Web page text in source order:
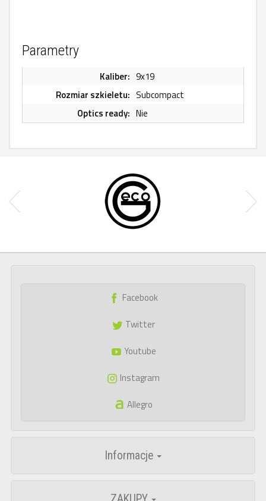
Parametry
Kaliber: 9x19
Rozmiar szkieletu: Subcompact
Optics ready: Nie
Facebook
Twitter
Youtube
Instagram
Allegro
Informacje